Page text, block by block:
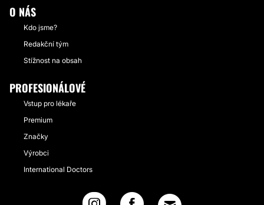
O NÁS
Kdo jsme?
Redakční tým
Stížnost na obsah
PROFESIONÁLOVÉ
Vstup pro lékaře
Premium
Značky
Výrobci
International Doctors